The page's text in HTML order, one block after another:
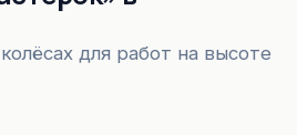
для работ на высоте